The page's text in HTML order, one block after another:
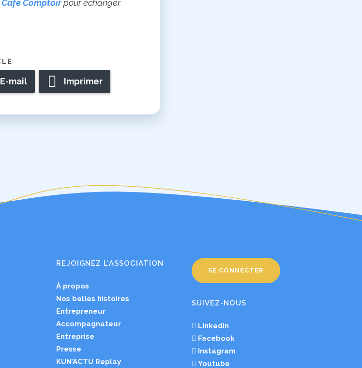
Café Comptoirpour échanger
E-mail Imprimer
REJOIGNEZ L’ASSOCIATION
À propos
Nos belles histoires
Entrepreneur
Accompagnateur
Entreprise
Presse
KUN’ACTU Replay
SE CONNECTER
SUIVEZ-NOUS
Linkedin
Facebook
Instagram
Youtube